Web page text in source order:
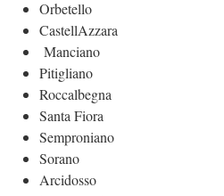
Orbetello
CastellAzzara
Manciano
Pitigliano
Roccalbegna
Santa Fiora
Semproniano
Sorano
Arcidosso